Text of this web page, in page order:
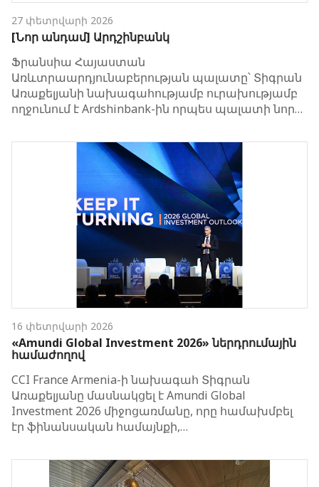
27 փետրվարի 2026
[Նոր անդամ] Արդշինբանկ
Ֆրանսիա Հայաստան
Առևտրաարդյունաբերության պալատը՝ Տիգրան
Առաքելյանի նախագահությամբ ուրախությամբ
ողջունում է Ardshinbank-ին որպես պալատի նոր…
16 փետրվարի 2026
«Amundi Global Investment 2026» ներդրումային
համաժողով
CCI France Armenia-ի նախագահ Տիգրան
Առաքելյանը մասնակցել է Amundi Global
Investment 2026 միջոցառմանը, որը համախմբել
էր ֆինանսական համայնքի,…